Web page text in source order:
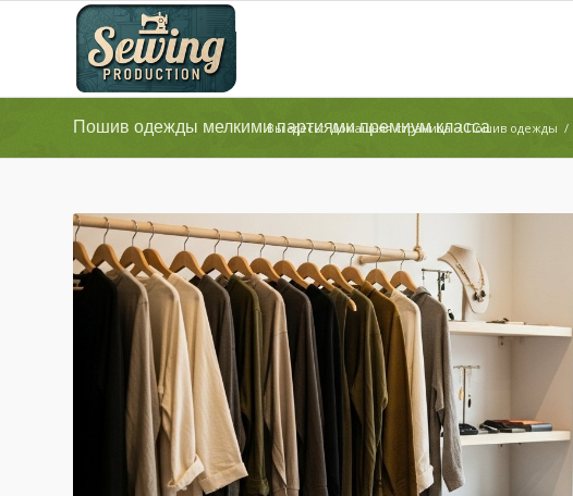
Пошив одежды мелкими партиями премиум класса
Вы здесь: Домашняя страница / Пошив одежды /